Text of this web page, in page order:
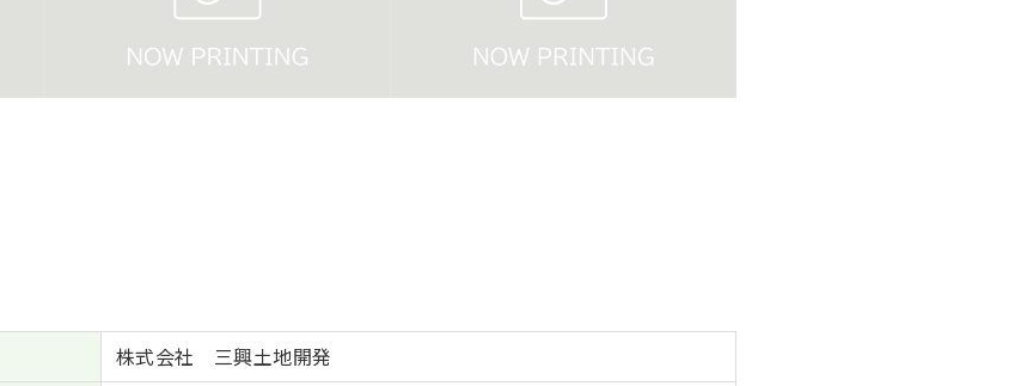
株式会社 三興土地開発